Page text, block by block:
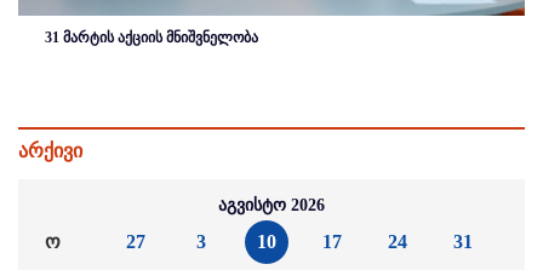
31 მარტის აქციის მნიშვნელობა
არქივი
აგვისტო 2026
ო 27 3 10 17 24 31